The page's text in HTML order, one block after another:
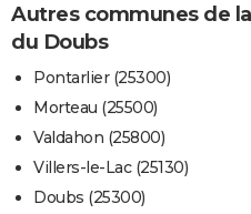
Autres communes de
du Doubs
Pontarlier (25300)
Morteau (25500)
Valdahon (25800)
Villers-le-Lac (25130)
Doubs (25300)